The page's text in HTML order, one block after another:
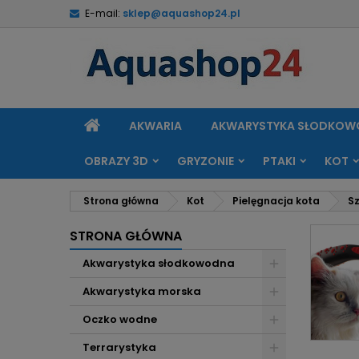
E-mail: sklep@aquashop24.pl
STRONAAKWARIA AKWARYSTYKA
OBRAZY 3D GRYZONIE PTAKI KOT
Strona główna Kot Pielęgnacja kota
STRONA GŁÓWNA
Akwarystyka słodkowodna
Akwarystyka morska
Oczko wodne
Terrarystyka